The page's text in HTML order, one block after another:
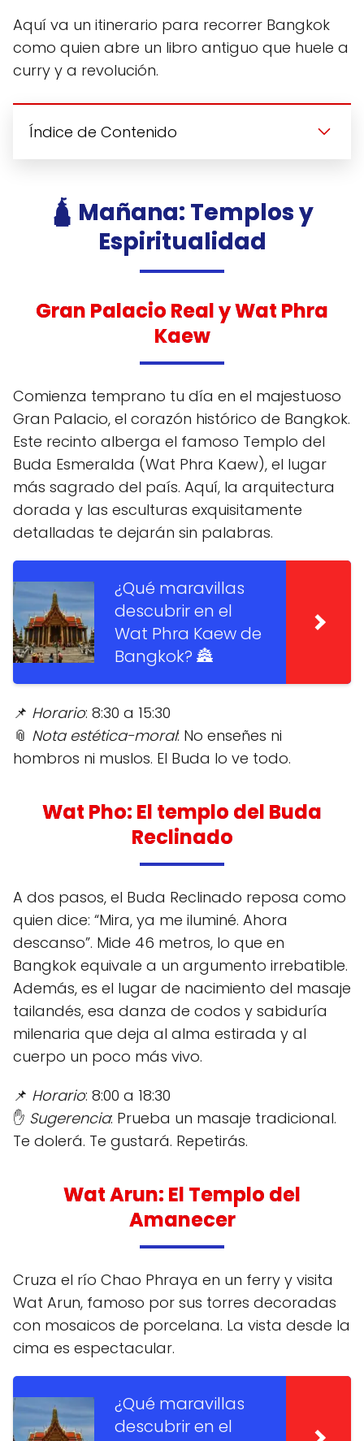
Aquí va un itinerario para recorrer Bangkok
como quien abre un libro antiguo que huele a
curry y a revolución.
Índice de Contenido
🛕 Mañana: Templos y
Espiritualidad
Gran Palacio Real y Wat Phra
Kaew
Comienza temprano tu día en el majestuoso
Gran Palacio, el corazón histórico de Bangkok.
Este recinto alberga el famoso Templo del
Buda Esmeralda (Wat Phra Kaew), el lugar
más sagrado del país. Aquí, la arquitectura
dorada y las esculturas exquisitamente
detalladas te dejarán sin palabras.
¿Qué maravillas
descubrir en el
Wat Phra Kaew de
Bangkok? 🏯
📌 Horario: 8:30 a 15:30
📎 Nota estética-moral: No enseñes ni
hombros ni muslos. El Buda lo ve todo.
Wat Pho: El templo del Buda
Reclinado
A dos pasos, el Buda Reclinado reposa como
quien dice: “Mira, ya me iluminé. Ahora
descanso”. Mide 46 metros, lo que en
Bangkok equivale a un argumento irrebatible.
Además, es el lugar de nacimiento del masaje
tailandés, esa danza de codos y sabiduría
milenaria que deja al alma estirada y al
cuerpo un poco más vivo.
📌 Horario: 8:00 a 18:30
✋ Sugerencia: Prueba un masaje tradicional.
Te dolerá. Te gustará. Repetirás.
Wat Arun: El Templo del
Amanecer
Cruza el río Chao Phraya en un ferry y visita
Wat Arun, famoso por sus torres decoradas
con mosaicos de porcelana. La vista desde la
cima es espectacular.
¿Qué maravillas
descubrir en el